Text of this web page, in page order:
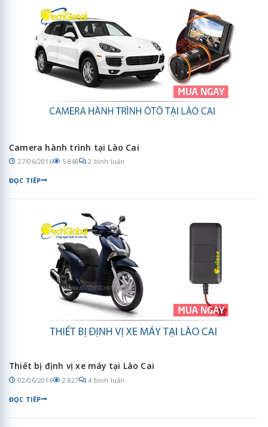
Camera hành trình tại Lào Cai
27/06/2016 5.848 2 bình luận
ĐỌC TIẾP
Thiết bị định vị xe máy tại Lào Cai
02/06/2016 2.827 4 bình luận
ĐỌC TIẾP